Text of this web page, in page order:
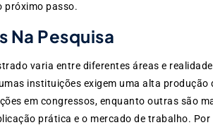
próximo passo.
Na Pesquisa
varia entre diferentes áreas e
instituições exigem uma alta produção
em congressos, enquanto outras são
prática e o mercado de trabalho. Por